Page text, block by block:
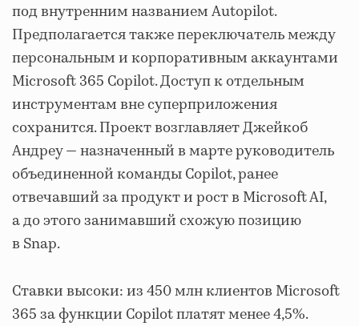
под внутренним названием Autopilot.
Предполагается также переключатель между
персональным и корпоративным аккаунтами
Microsoft 365 Copilot. Доступ к отдельным
инструментам вне суперприложения
сохранится. Проект возглавляет Джейкоб
Андреу — назначенный в марте руководитель
объединенной команды Copilot, ранее
отвечавший за продукт и рост в Microsoft AI,
а до этого занимавший схожую позицию
в Snap.
Ставки высоки: из 450 млн клиентов Microsoft
365 за функции Copilot платят менее 4,5%.